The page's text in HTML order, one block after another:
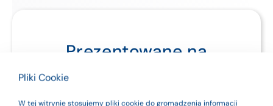
Prezentowane na
stronie produkty są
wyrobami
Pliki Cookie
W tej witrynie stosujemy pliki cookie do gromadzenia informacji